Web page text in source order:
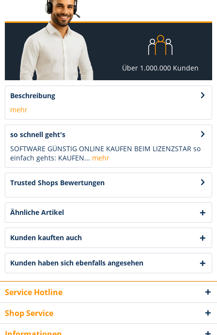
Über 1.000.000 Kunden
Beschreibung
mehr
so schnell geht's
SOFTWARE GÜNSTIG ONLINE KAUFEN BEIM LIZENZSTAR so
einfach gehts: KAUFEN... mehr
Trusted Shops Bewertungen
Ähnliche Artikel
Kunden kauften auch
Kunden haben sich ebenfalls angesehen
Service Hotline
Shop Service